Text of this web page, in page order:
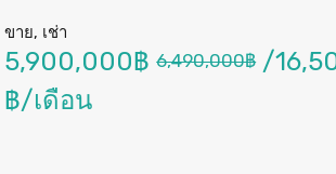
ขาย, เช่า
5,900,000฿ 6,490,000฿/
฿/เดือน